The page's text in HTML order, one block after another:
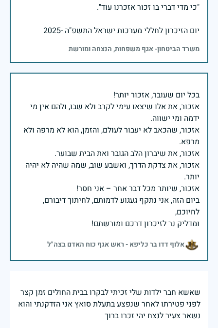
יום הזיכרון לחללי מערכות ישראל התשפ"ה -2025
משרד הביטחון- אגף משפחות, הנצחה ומורשת
אזכור, את אלו שיצאו עימי לקרב ולא שבו, ולהם אין מי
אזכור, שהכאב לא יעבור לעולם, והזמן, הוא לא מרפה ולא
אזכור, את צדקת הדרך, ואשבע שוב, שמה שהיה לא יהיה
ביום הזה, אני נתקף געגוע לדמותם, לחיתוך דיבורם,
ומדליק נר לזיכרון דרכם ומורשתם!
אלוף דדו בר כליפא - ראש אגף כוח האדם בצה"ל
שאשא חבר ילדות שלי זכיתי לבקרו בבית החולים זמן קצר
לפני פטירתו לאחר שנפצע בתעלת סואץ אני הזדקנתי והוא
נשאר צעיר לנצח יהי זכרו ברוך